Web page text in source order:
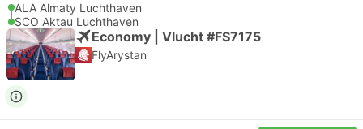
ALA Almaty Luchthaven
SCO Aktau Luchthaven
Economy | Vlucht #FS7175
FlyArystan